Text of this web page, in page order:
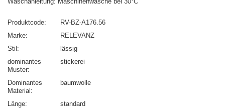
Produktcode
RV-BZ-A176.56
Marke
RELEVANZ
Stil
lässig
dominantes
Muster
stickerei
Dominantes
Material
baumwolle
Länge
standard